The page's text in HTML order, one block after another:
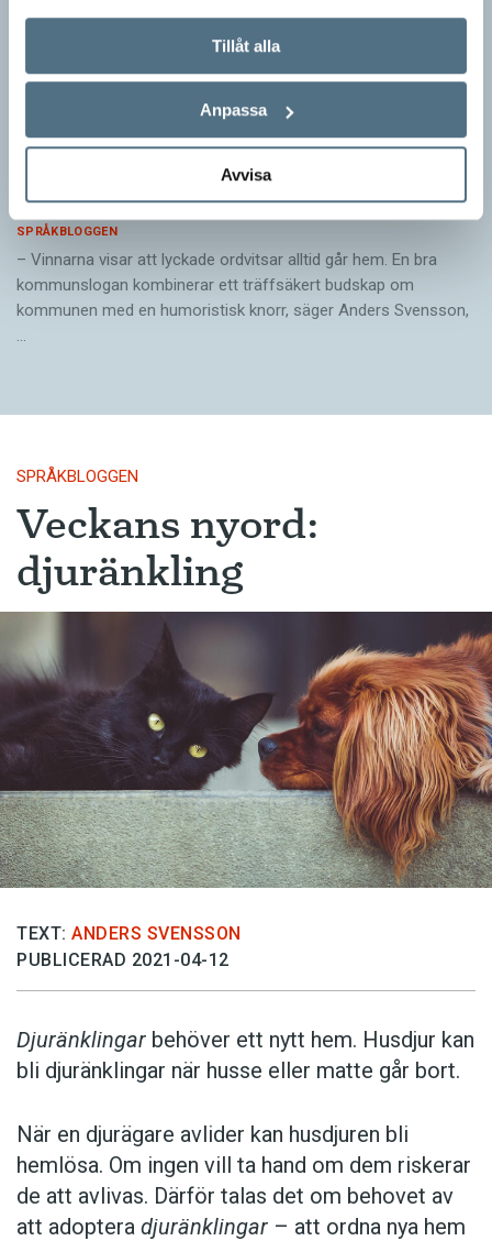
Tillåt alla
Anpassa
Avvisa
Pressmeddelande: Hjovisst älskar vi
ordvitsar!
SPRÅKBLOGGEN
– Vinnarna visar att lyckade ordvitsar alltid går hem. En bra
kommunslogan kombinerar ett träffsäkert budskap om
kommunen med en humoristisk knorr, säger Anders Svensson,
…
SPRÅKBLOGGEN
Veckans nyord:
djuränkling
TEXT: ANDERS SVENSSON
PUBLICERAD 2021-04-12
Djuränklingar behöver ett nytt hem. Husdjur kan
bli djuränklingar när husse eller matte går bort.
När en djurägare avlider kan husdjuren bli
hemlösa. Om ingen vill ta hand om dem riskerar
de att avlivas. Därför talas det om behovet av
att adoptera djuränklingar – att ordna nya hem